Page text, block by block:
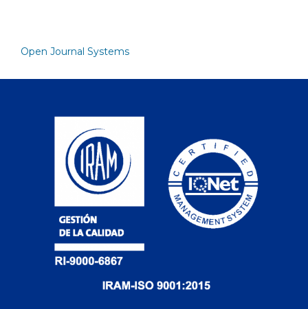
Open Journal Systems